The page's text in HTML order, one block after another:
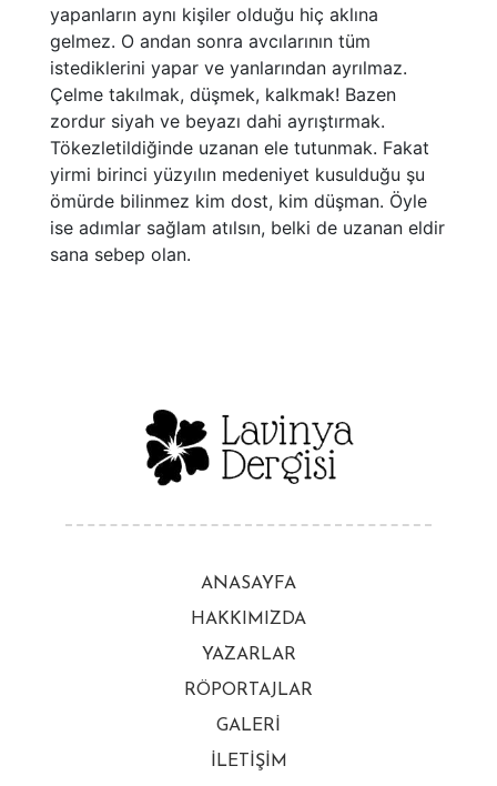
yapanların aynı kişiler olduğu hiç aklına
gelmez. O andan sonra avcılarının tüm
istediklerini yapar ve yanlarından ayrılmaz.
Çelme takılmak, düşmek, kalkmak! Bazen
zordur siyah ve beyazı dahi ayrıştırmak.
Tökezletildiğinde uzanan ele tutunmak. Fakat
yirmi birinci yüzyılın medeniyet kusulduğu şu
ömürde bilinmez kim dost, kim düşman. Öyle
ise adımlar sağlam atılsın, belki de uzanan eldir
sana sebep olan.
ANASAYFA
HAKKIMIZDA
YAZARLAR
RÖPORTAJLAR
GALERİ
İLETİŞİM